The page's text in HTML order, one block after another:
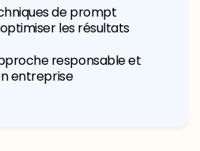
de prompt
les résultats
responsable et
entreprise